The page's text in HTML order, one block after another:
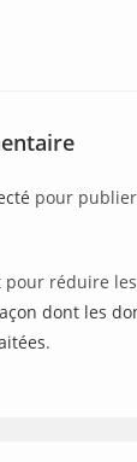
pour
pour réduire
dont les
.